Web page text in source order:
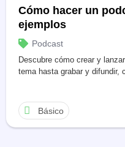
Cómo hacer un
ejemplos
Podcast
Descubre cómo crear y
tema hasta grabar y difundir,
Básico